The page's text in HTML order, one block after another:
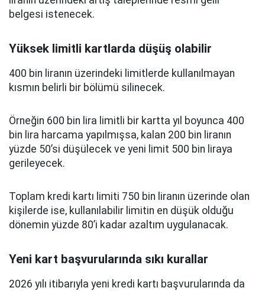
belgesi istenecek.
Yüksek limitli kartlarda düşüş olabilir
400 bin liranın üzerindeki limitlerde kullanılmayan
kısmın belirli bir bölümü silinecek.
Örneğin 600 bin lira limitli bir kartta yıl boyunca 400
bin lira harcama yapılmışsa, kalan 200 bin liranın
yüzde 50’si düşülecek ve yeni limit 500 bin liraya
gerileyecek.
Toplam kredi kartı limiti 750 bin liranın üzerinde olan
kişilerde ise, kullanılabilir limitin en düşük olduğu
dönemin yüzde 80’i kadar azaltım uygulanacak.
Yeni kart başvurularında sıkı kurallar
2026 yılı itibarıyla yeni kredi kartı başvurularında da